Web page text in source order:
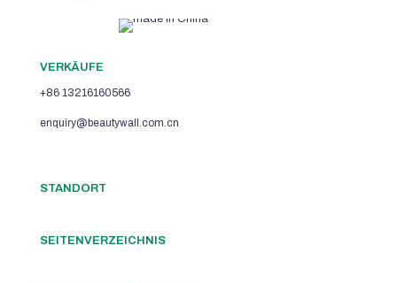
VERKÄUFE
+86 13216160566
enquiry@beautywall.com.cn
STANDORT
SEITENVERZEICHNIS